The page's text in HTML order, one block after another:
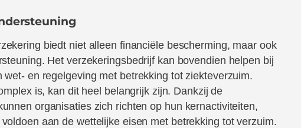
biedt niet alleen financiële bescherming, maar ook
Het verzekeringsbedrijf kan bovendien helpen bij
wet- en regelgeving met betrekking tot ziekteverzuim.
is, kan dit heel belangrijk zijn. Dankzij de
organisaties zich richten op hun kernactiviteiten,
aan de wettelijke eisen met betrekking tot verzuim.